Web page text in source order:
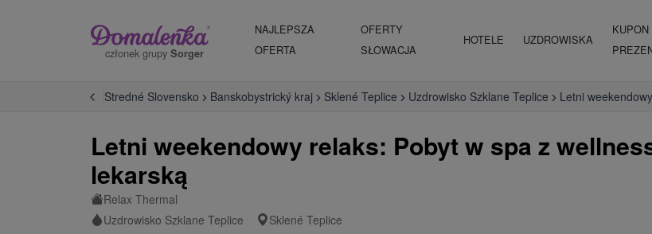
członek grupy Sorger
NAJLEPSZA
OFERTA
OFERTY
SŁOWACJA
HOTELE UZDROWISKA
KUPON
na Słowacji Stredné Slovensko Banskobystrický kraj Sklené Teplice Uzdrowisko Szklane Teplice Letni
Letni weekendowy relaks: Pobyt w spa z
lekarską
Relax Thermal
Uzdrowisko Szklane Teplice
Sklené Teplice